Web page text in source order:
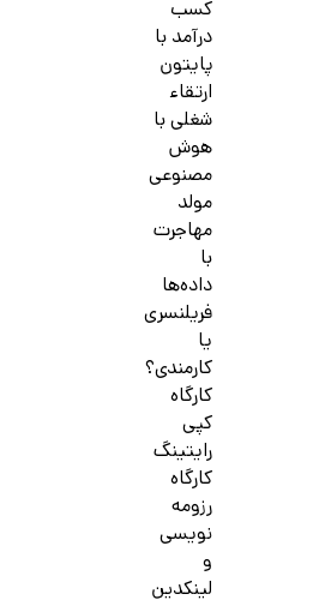
کسب
درآمد با
پایتون
ارتقاء
شغلی با
هوش
مصنوعی
مولد
مهاجرت
با
داده‌ها
فریلنسری
یا
کارمندی؟
کارگاه
کپی
رایتینگ
کارگاه
رزومه
نویسی
و
لینکدین